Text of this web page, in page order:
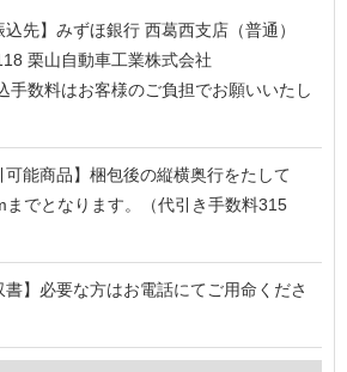
込先】 みずほ銀行 西葛西支店（普通）
栗山自動車工業株式会社
手数料はお客様のご負担でお願いいたし
可能商品】 梱包後の縦横奥行をたして
までとなります。（代引き手数料315
書】 必要な方はお電話にてご用命くださ